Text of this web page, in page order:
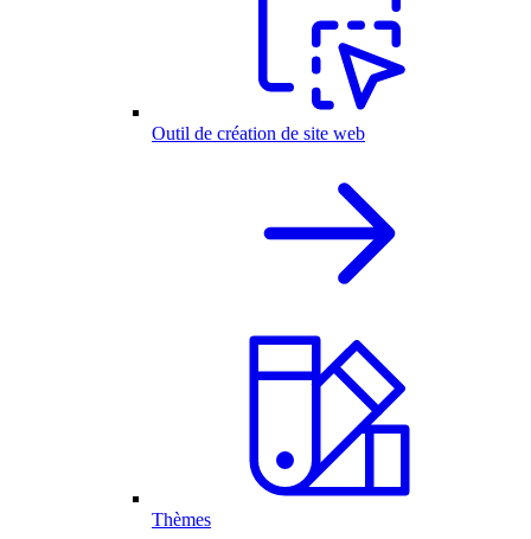
Outil de création de site web
Thèmes